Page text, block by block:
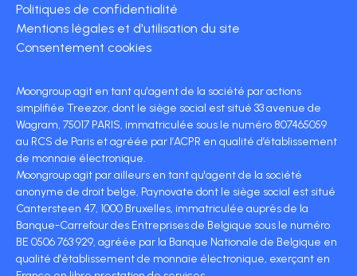
Politiques de confidentialité
Mentions légales et d'utilisation du site
Consentement cookies
Moongroup agit en tant qu'agent de la société par actions
simplifiée Treezor, dont le siège social est situé 33 avenue de
Wagram, 75017 PARIS, immatriculée sous le numéro 807465059
au RCS de Paris et agréée par l’ACPR en qualité d’établissement
de monnaie électronique.
Moongroup agit par ailleurs en tant qu'agent de la société
anonyme de droit belge, Paynovate dont le siège social est situé
Cantersteen 47, 1000 Bruxelles, immatriculée auprès de la
Banque-Carrefour des Entreprises de Belgique sous le numéro
BE 0506 763 929, agréée par la Banque Nationale de Belgique en
qualité d'établissement de monnaie électronique, exerçant en